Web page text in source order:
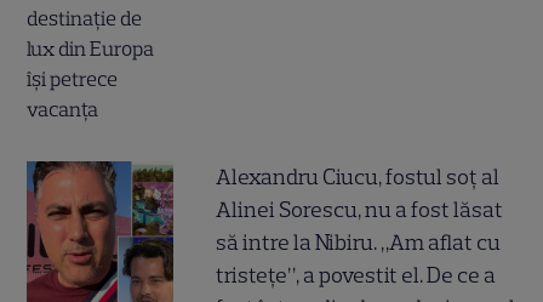
Alexandru Ciucu, fostul soț al
Alinei Sorescu, nu a fost lăsat
să intre la Nibiru. „Am aflat cu
tristețe”, a povestit el. De ce a